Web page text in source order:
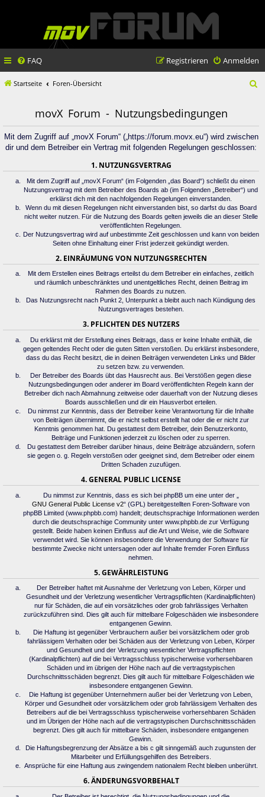
FAQ Anmelden
Registrieren
Startseite Foren-Übersicht
movX Forum - Nutzungsbedingungen
Mit dem Zugriff auf „movX Forum“ („https://forum.movx.eu“) wird zwischen
dir und dem Betreiber ein Vertrag mit folgenden Regelungen geschlossen:
1. NUTZUNGSVERTRAG
Mit dem Zugriff auf „movX Forum“ (im Folgenden „das Board“) schließt du einen
Nutzungsvertrag mit dem Betreiber des Boards ab (im Folgenden „Betreiber“) und
erklärst dich mit den nachfolgenden Regelungen einverstanden.
Wenn du mit diesen Regelungen nicht einverstanden bist, so darfst du das Board
nicht weiter nutzen. Für die Nutzung des Boards gelten jeweils die an dieser Stelle
veröffentlichten Regelungen.
Der Nutzungsvertrag wird auf unbestimmte Zeit geschlossen und kann von beiden
Seiten ohne Einhaltung einer Frist jederzeit gekündigt werden.
2. EINRÄUMUNG VON NUTZUNGSRECHTEN
Mit dem Erstellen eines Beitrags erteilst du dem Betreiber ein einfaches, zeitlich
und räumlich unbeschränktes und unentgeltliches Recht, deinen Beitrag im
Rahmen des Boards zu nutzen.
Das Nutzungsrecht nach Punkt 2, Unterpunkt a bleibt auch nach Kündigung des
Nutzungsvertrages bestehen.
3. PFLICHTEN DES NUTZERS
Du erklärst mit der Erstellung eines Beitrags, dass er keine Inhalte enthält, die
gegen geltendes Recht oder die guten Sitten verstoßen. Du erklärst insbesondere,
dass du das Recht besitzt, die in deinen Beiträgen verwendeten Links und Bilder
zu setzen bzw. zu verwenden.
Der Betreiber des Boards übt das Hausrecht aus. Bei Verstößen gegen diese
Nutzungsbedingungen oder anderer im Board veröffentlichten Regeln kann der
Betreiber dich nach Abmahnung zeitweise oder dauerhaft von der Nutzung dieses
Boards ausschließen und dir ein Hausverbot erteilen.
Du nimmst zur Kenntnis, dass der Betreiber keine Verantwortung für die Inhalte
von Beiträgen übernimmt, die er nicht selbst erstellt hat oder die er nicht zur
Kenntnis genommen hat. Du gestattest dem Betreiber, dein Benutzerkonto,
Beiträge und Funktionen jederzeit zu löschen oder zu sperren.
Du gestattest dem Betreiber darüber hinaus, deine Beiträge abzuändern, sofern
sie gegen o. g. Regeln verstoßen oder geeignet sind, dem Betreiber oder einem
Dritten Schaden zuzufügen.
4. GENERAL PUBLIC LICENSE
Du nimmst zur Kenntnis, dass es sich bei phpBB um eine unter der „
GNU General Public License v2“ (GPL) bereitgestellten Foren-Software von
phpBB Limited (www.phpbb.com) handelt; deutschsprachige Informationen werden
durch die deutschsprachige Community unter www.phpbb.de zur Verfügung
gestellt. Beide haben keinen Einfluss auf die Art und Weise, wie die Software
verwendet wird. Sie können insbesondere die Verwendung der Software für
bestimmte Zwecke nicht untersagen oder auf Inhalte fremder Foren Einfluss
nehmen.
5. GEWÄHRLEISTUNG
Der Betreiber haftet mit Ausnahme der Verletzung von Leben, Körper und
Gesundheit und der Verletzung wesentlicher Vertragspflichten (Kardinalpflichten)
nur für Schäden, die auf ein vorsätzliches oder grob fahrlässiges Verhalten
zurückzuführen sind. Dies gilt auch für mittelbare Folgeschäden wie insbesondere
entgangenen Gewinn.
Die Haftung ist gegenüber Verbrauchern außer bei vorsätzlichem oder grob
fahrlässigem Verhalten oder bei Schäden aus der Verletzung von Leben, Körper
und Gesundheit und der Verletzung wesentlicher Vertragspflichten
(Kardinalpflichten) auf die bei Vertragsschluss typischerweise vorhersehbaren
Schäden und im übrigen der Höhe nach auf die vertragstypischen
Durchschnittsschäden begrenzt. Dies gilt auch für mittelbare Folgeschäden wie
insbesondere entgangenen Gewinn.
Die Haftung ist gegenüber Unternehmern außer bei der Verletzung von Leben,
Körper und Gesundheit oder vorsätzlichem oder grob fahrlässigem Verhalten des
Betreibers auf die bei Vertragsschluss typischerweise vorhersehbaren Schäden
und im Übrigen der Höhe nach auf die vertragstypischen Durchschnittsschäden
begrenzt. Dies gilt auch für mittelbare Schäden, insbesondere entgangenen
Gewinn.
Die Haftungsbegrenzung der Absätze a bis c gilt sinngemäß auch zugunsten der
Mitarbeiter und Erfüllungsgehilfen des Betreibers.
Ansprüche für eine Haftung aus zwingendem nationalem Recht bleiben unberührt.
6. ÄNDERUNGSVORBEHALT